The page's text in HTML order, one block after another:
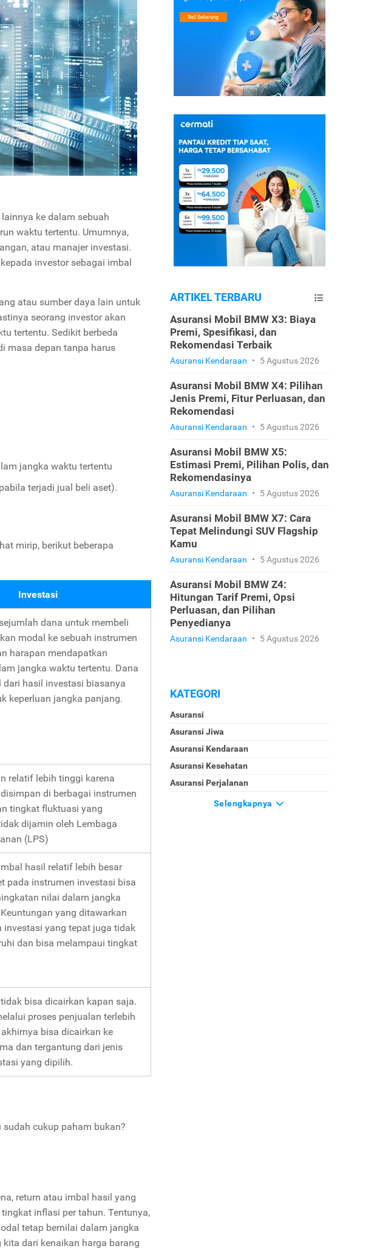
ke dalam sebuah
waktu tertentu. Umumnya,
atau manajer investasi.
investor sebagai imbal
atau sumber daya lain untuk
seorang investor akan
tertentu. Sedikit berbeda
masa depan tanpa harus
jangka waktu tertentu
terjadi jual beli aset).
mirip, berikut beberapa
Investasi
dana untuk membeli
modal ke sebuah instrumen
harapan mendapatkan
jangka waktu tertentu. Dana
dari hasil investasi biasanya
keperluan jangka panjang.
relatif lebih tinggi karena
di berbagai instrumen
tingkat fluktuasi yang
dijamin oleh Lembaga
(LPS)
hasil relatif lebih besar
pada instrumen investasi bisa
nilai dalam jangka
yang ditawarkan
investasi yang tepat juga tidak
dan bisa melampaui tingkat
bisa dicairkan kapan saja.
proses penjualan terlebih
bisa dicairkan ke
dan tergantung dari jenis
yang dipilih.
cukup paham bukan?
return atau imbal hasil yang
inflasi per tahun. Tentunya,
tetap bernilai dalam jangka
dari kenaikan harga barang
ARTIKEL TERBARU
Asuransi Mobil BMW X3: Biaya
Premi, Spesifikasi, dan
Rekomendasi Terbaik
Asuransi Kendaraan • 5 Agustus 2026
Asuransi Mobil BMW X4: Pilihan
Jenis Premi, Fitur Perluasan, dan
Rekomendasi
Asuransi Kendaraan • 5 Agustus 2026
Asuransi Mobil BMW X5:
Estimasi Premi, Pilihan Polis, dan
Rekomendasinya
Asuransi Kendaraan • 5 Agustus 2026
Asuransi Mobil BMW X7: Cara
Tepat Melindungi SUV Flagship
Kamu
Asuransi Kendaraan • 5 Agustus 2026
Asuransi Mobil BMW Z4:
Hitungan Tarif Premi, Opsi
Perluasan, dan Pilihan
Penyedianya
Asuransi Kendaraan • 5 Agustus 2026
KATEGORI
Asuransi
Asuransi Jiwa
Asuransi Kendaraan
Asuransi Kesehatan
Asuransi Perjalanan
Selengkapnya